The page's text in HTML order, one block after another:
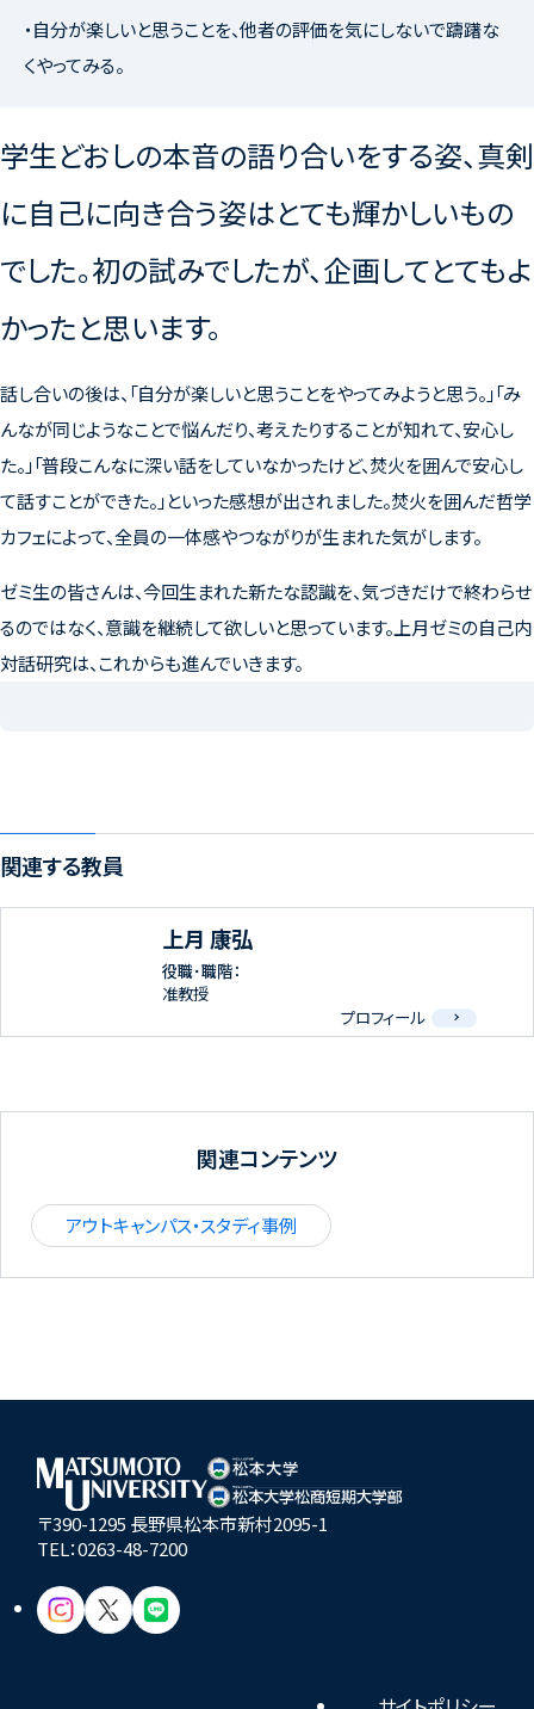
・自分が楽しいと思うことを、他者の評価を気にしないで躊躇な
くやってみる。
学生どおしの本音の語り合いをする姿、真剣
に自己に向き合う姿はとても輝かしいもの
でした。初の試みでしたが、企画してとてもよ
かったと思います。
話し合いの後は、「自分が楽しいと思うことをやってみようと思う。」「み
んなが同じようなことで悩んだり、考えたりすることが知れて、安心し
た。」「普段こんなに深い話をしていなかったけど、焚火を囲んで安心し
て話すことができた。」といった感想が出されました。焚火を囲んだ哲学
カフェによって、全員の一体感やつながりが生まれた気がします。
ゼミ生の皆さんは、今回生まれた新たな認識を、気づきだけで終わらせ
るのではなく、意識を継続して欲しいと思っています。上月ゼミの自己内
対話研究は、これからも進んでいきます。
関連する教員
上月 康弘
役職･職階：
准教授
プロフィール
関連コンテンツ
アウトキャンパス・スタディ事例
〒390-1295 長野県松本市新村2095-1
TEL：0263-48-7200